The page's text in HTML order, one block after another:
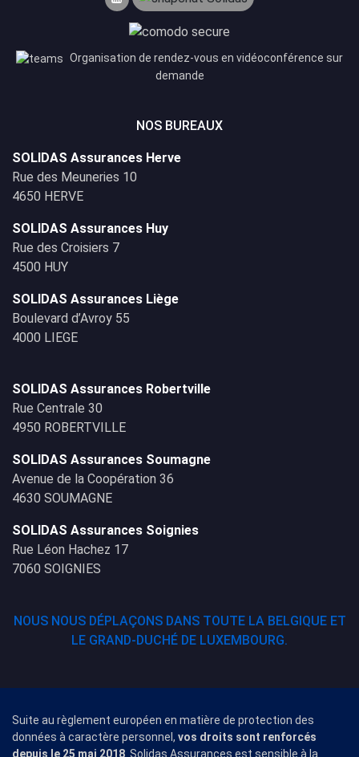
Organisation de rendez-vous en vidéoconférence sur
demande
NOS BUREAUX
SOLIDAS Assurances Herve
Rue des Meuneries 10
4650 HERVE
SOLIDAS Assurances Huy
Rue des Croisiers 7
4500 HUY
SOLIDAS Assurances Liège
Boulevard d’Avroy 55
4000 LIEGE
SOLIDAS Assurances Robertville
Rue Centrale 30
4950 ROBERTVILLE
SOLIDAS Assurances Soumagne
Avenue de la Coopération 36
4630 SOUMAGNE
SOLIDAS Assurances Soignies
Rue Léon Hachez 17
7060 SOIGNIES
NOUS NOUS DÉPLAÇONS DANS TOUTE LA BELGIQUE ET
LE GRAND-DUCHÉ DE LUXEMBOURG.
Suite au règlement européen en matière de protection des
données à caractère personnel, vos droits sont renforcés
depuis le 25 mai 2018 . Solidas Assurances est sensible à la